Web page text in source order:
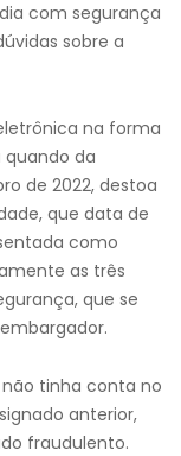
com segurança
sobre a
na forma
da
de 2022, destoa
que data de
como
as três
que se
tinha conta no
anterior,
fraudulento.